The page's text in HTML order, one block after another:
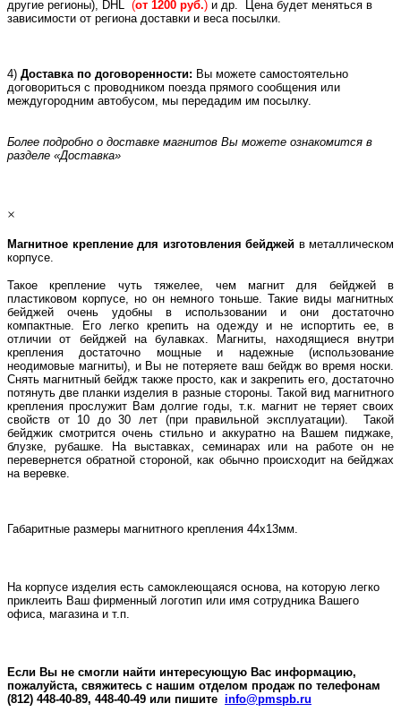
другие регионы), DHL (от 1200 руб.) и др.
Цена будет меняться в
зависимости от региона доставки и веса посылки.
4) Доставка по договоренности: Вы можете самостоятельно
договориться с проводником поезда прямого сообщения или
междугородним автобусом, мы передадим им посылку.
Более подробно о доставке магнитов Вы можете ознакомится в
разделе «Доставка»
×
Магнитное крепление для изготовления бейджей в металлическом
корпусе.
Такое крепление чуть тяжелее, чем магнит для бейджей в
пластиковом корпусе, но он немного тоньше. Такие виды магнитных
бейджей очень удобны в использовании и они достаточно
компактные. Его легко крепить на одежду и не испортить ее, в
отличии от бейджей на булавках. Магниты, находящиеся внутри
крепления достаточно мощные и надежные (использование
неодимовые магниты), и Вы не потеряете ваш бейдж во время носки.
Снять магнитный бейдж также просто, как и закрепить его, достаточно
потянуть две планки изделия в разные стороны. Такой вид магнитного
крепления прослужит Вам долгие годы, т.к. магнит не теряет своих
свойств от 10 до 30 лет (при правильной эксплуатации). Такой
бейджик смотрится очень стильно и аккуратно на Вашем пиджаке,
блузке, рубашке. На выставках, семинарах или на работе он не
перевернется обратной стороной, как обычно происходит на бейджах
на веревке.
Габаритные размеры магнитного крепления 44х13мм.
На корпусе изделия есть самоклеющаяся основа, на которую легко
приклеить Ваш фирменный логотип или имя сотрудника Вашего
офиса, магазина и т.п.
Если Вы не смогли найти интересующую Вас информацию,
пожалуйста, свяжитесь с нашим отделом продаж по телефонам
(812) 448-40-89, 448-40-49 или пишите info@pmspb.ru